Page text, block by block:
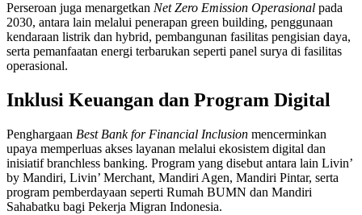
Perseroan juga menargetkan Net Zero Emission Operasional pada
2030, antara lain melalui penerapan green building, penggunaan
kendaraan listrik dan hybrid, pembangunan fasilitas pengisian daya,
serta pemanfaatan energi terbarukan seperti panel surya di fasilitas
operasional.
Inklusi Keuangan dan Program Digital
Penghargaan Best Bank for Financial Inclusion mencerminkan
upaya memperluas akses layanan melalui ekosistem digital dan
inisiatif branchless banking. Program yang disebut antara lain Livin’
by Mandiri, Livin’ Merchant, Mandiri Agen, Mandiri Pintar, serta
program pemberdayaan seperti Rumah BUMN dan Mandiri
Sahabatku bagi Pekerja Migran Indonesia.